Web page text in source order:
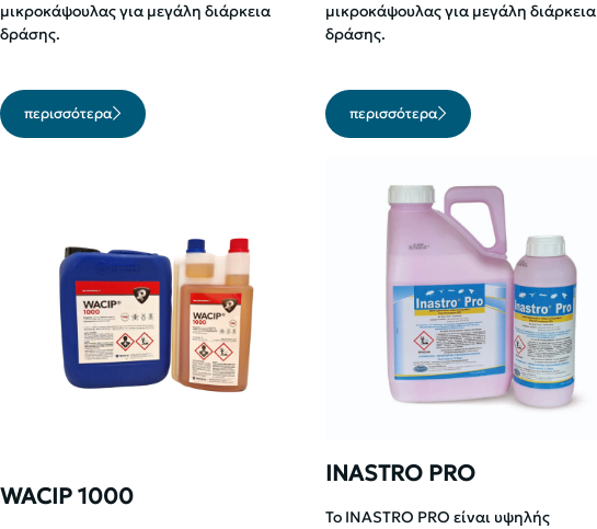
μικροκάψουλας για μεγάλη διάρκεια
δράσης.
περισσότερα
μικροκάψουλας για μεγάλη διάρκεια
δράσης.
περισσότερα
WACIP 1000
INASTRO PRO
To INASTRO PRO είναι υψηλής